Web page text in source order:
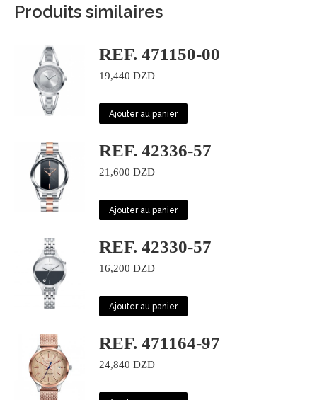
Produits similaires
REF. 471150-00
19,440 DZD
Ajouter au panier
REF. 42336-57
21,600 DZD
Ajouter au panier
REF. 42330-57
16,200 DZD
Ajouter au panier
REF. 471164-97
24,840 DZD